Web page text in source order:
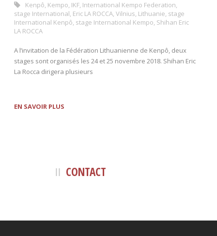
Kenpô, Kempo, IKF, International Kempo Federation,
stage International, Eric LA ROCCA, Vilnius, Lithuanie, stage
International Kenpô, stage International Kempo, Shihan Eric
LA ROCCA
A l’invitation de la Fédération Lithuanienne de Kenpô, deux
stages sont organisés les 24 et 25 novembre 2018. Shihan Eric
La Rocca dirigera plusieurs
EN SAVOIR PLUS
CONTACT